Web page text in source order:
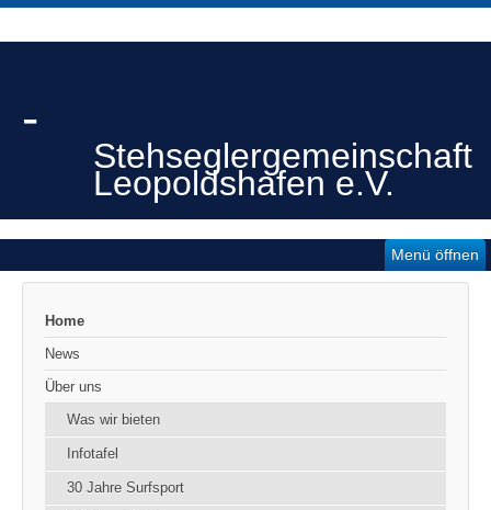
-
Stehseglergemeinschaft
Leopoldshafen e.V.
Menü öffnen
Home
News
Über uns
Was wir bieten
Infotafel
30 Jahre Surfsport